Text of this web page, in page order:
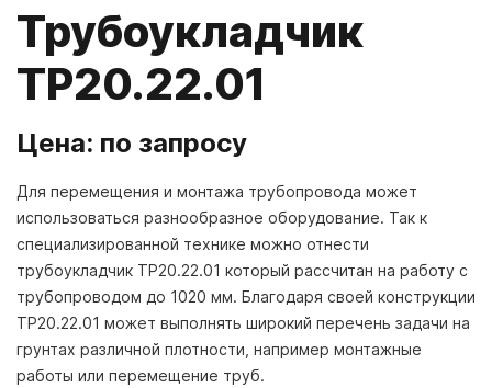
Трубоукладчик
ТР20.22.01
Цена: по запросу
Для перемещения и монтажа трубопровода может
использоваться разнообразное оборудование. Так к
специализированной технике можно отнести
трубоукладчик ТР20.22.01 который рассчитан на работу с
трубопроводом до 1020 мм. Благодаря своей конструкции
ТР20.22.01 может выполнять широкий перечень задачи на
грунтах различной плотности, например монтажные
работы или перемещение труб.